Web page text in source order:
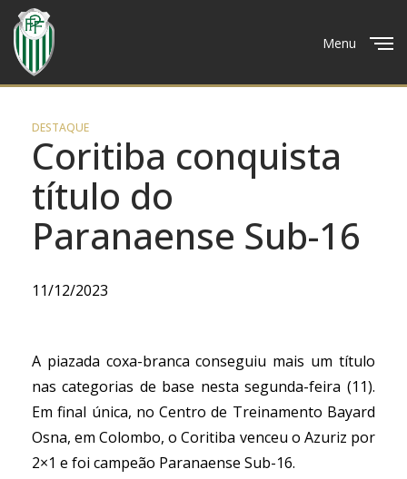
Menu
DESTAQUE
Coritiba conquista
título do
Paranaense Sub-16
11/12/2023
A piazada coxa-branca conseguiu mais um título
nas categorias de base nesta segunda-feira (11).
Em final única, no Centro de Treinamento Bayard
Osna, em Colombo, o Coritiba venceu o Azuriz por
2×1 e foi campeão Paranaense Sub-16.